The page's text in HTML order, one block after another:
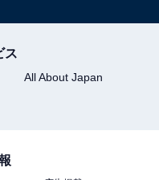
」なのか。宮崎駿自身が
ストの意味
ス
All About Japan